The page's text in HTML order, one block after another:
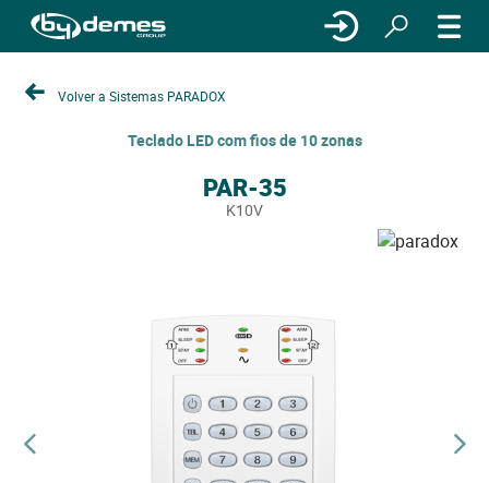
Volver a Sistemas PARADOX
Teclado LED com fios de 10 zonas
PAR-35
K10V